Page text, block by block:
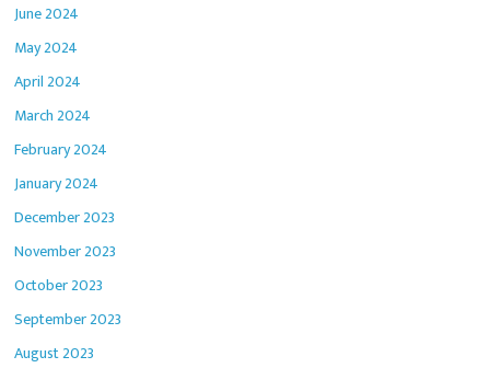
June 2024
May 2024
April 2024
March 2024
February 2024
January 2024
December 2023
November 2023
October 2023
September 2023
August 2023